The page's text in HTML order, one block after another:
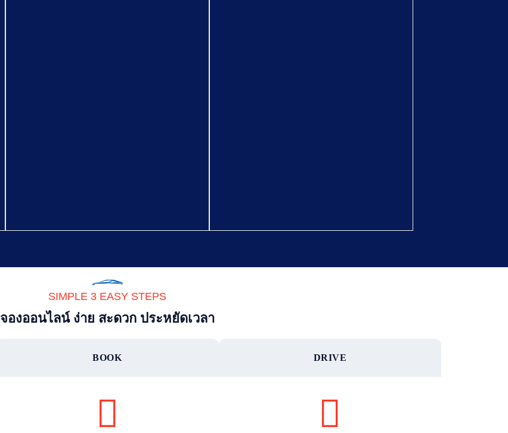
SIMPLE 3 EASY STEPS
จองออนไลน์ ง่าย สะดวก ประหยัดเวลา
BOOK DRIVE